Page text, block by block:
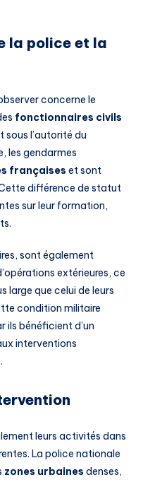
la police et la
concerne le
fonctionnaires civils
sous l’autorité du
les gendarmes
françaises et sont
différence de statut
sur leur formation,
sont également
extérieures, ce
large que celui de leurs
condition militaire
ils bénéficient d’un
interventions
leurs activités dans
La police nationale
zones urbaines denses,